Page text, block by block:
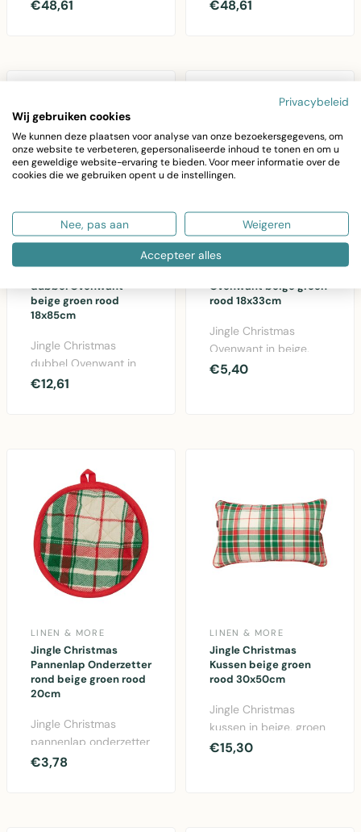
€48,61 €48,61
Jingle Christmas
dubbel Ovenwant
beige groen rood
18x85cm
Jingle Christmas
dubbel Ovenwant in
beige, groen en rood.
€12,61
LINEN & MORE
Jingle Christmas
Ovenwant beige groen
rood 18x33cm
Jingle Christmas
Ovenwant in beige,
groen en rood.
€5,40
LINEN & MORE
Jingle Christmas
Pannenlap Onderzetter
rond beige groen rood
20cm
Jingle Christmas
pannenlap onderzetter
rond 20cm in beige,
€3,78
LINEN & MORE
Jingle Christmas
Kussen beige groen
rood 30x50cm
Jingle Christmas
kussen in beige, groen
en rood. Afmetingen
€15,30
Privacybeleid
Wij gebruiken cookies
We kunnen deze plaatsen voor analyse van onze bezoekersgegevens, om
onze website te verbeteren, gepersonaliseerde inhoud te tonen en om u
een geweldige website-ervaring te bieden. Voor meer informatie over de
cookies die we gebruiken opent u de instellingen.
Nee, pas aan Weigeren
Accepteer alles